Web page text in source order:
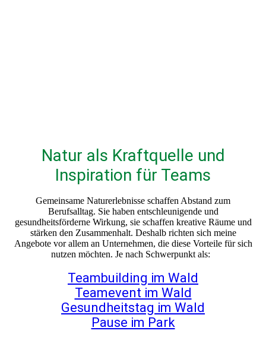
Natur als Kraftquelle und
Inspiration für Teams
Gemeinsame Naturerlebnisse schaffen Abstand zum
Berufsalltag. Sie haben entschleunigende und
gesundheitsförderne Wirkung, sie schaffen kreative Räume und
stärken den Zusammenhalt. Deshalb richten sich meine
Angebote vor allem an Unternehmen, die diese Vorteile für sich
nutzen möchten. Je nach Schwerpunkt als:
Teambuilding im Wald
Teamevent im Wald
Gesundheitstag im Wald
Pause im Park